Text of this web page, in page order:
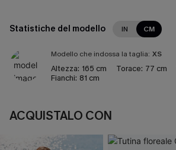
Statistiche del modello IN CM
Modello che indossa la taglia: XS
Altezza: 165 cm Torace: 77 cm
Fianchi: 81 cm
ACQUISTALO CON